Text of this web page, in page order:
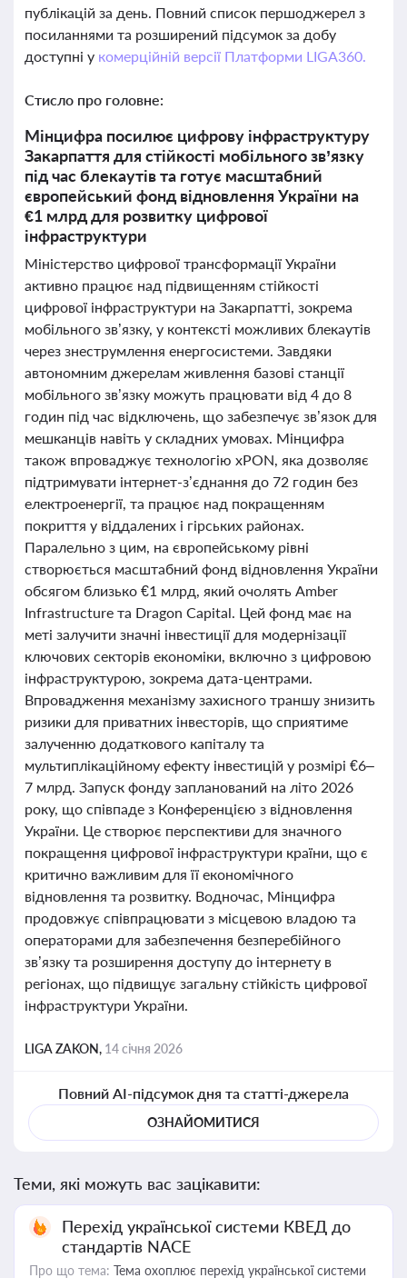
публікацій за день. Повний список першоджерел з
посиланнями та розширений підсумок за добу
доступні у комерційній версії Платформи LIGA360.
Стисло про головне:
Мінцифра посилює цифрову інфраструктуру
Закарпаття для стійкості мобільного зв’язку
під час блекаутів та готує масштабний
європейський фонд відновлення України на
€1 млрд для розвитку цифрової
інфраструктури
Міністерство цифрової трансформації України
активно працює над підвищенням стійкості
цифрової інфраструктури на Закарпатті, зокрема
мобільного зв’язку, у контексті можливих блекаутів
через знеструмлення енергосистеми. Завдяки
автономним джерелам живлення базові станції
мобільного зв’язку можуть працювати від 4 до 8
годин під час відключень, що забезпечує зв’язок для
мешканців навіть у складних умовах. Мінцифра
також впроваджує технологію xPON, яка дозволяє
підтримувати інтернет-з’єднання до 72 годин без
електроенергії, та працює над покращенням
покриття у віддалених і гірських районах.
Паралельно з цим, на європейському рівні
створюється масштабний фонд відновлення України
обсягом близько €1 млрд, який очолять Amber
Infrastructure та Dragon Capital. Цей фонд має на
меті залучити значні інвестиції для модернізації
ключових секторів економіки, включно з цифровою
інфраструктурою, зокрема дата-центрами.
Впровадження механізму захисного траншу знизить
ризики для приватних інвесторів, що сприятиме
залученню додаткового капіталу та
мультиплікаційному ефекту інвестицій у розмірі €6–
7 млрд. Запуск фонду запланований на літо 2026
року, що співпаде з Конференцією з відновлення
України. Це створює перспективи для значного
покращення цифрової інфраструктури країни, що є
критично важливим для її економічного
відновлення та розвитку. Водночас, Мінцифра
продовжує співпрацювати з місцевою владою та
операторами для забезпечення безперебійного
зв’язку та розширення доступу до інтернету в
регіонах, що підвищує загальну стійкість цифрової
інфраструктури України.
LIGA ZAKON, 14 січня 2026
Повний AI-підсумок дня та статті-джерела
ОЗНАЙОМИТИСЯ
Теми, які можуть вас зацікавити:
Перехід української системи КВЕД до
стандартів NACE
Про що тема: Тема охоплює перехід української системи